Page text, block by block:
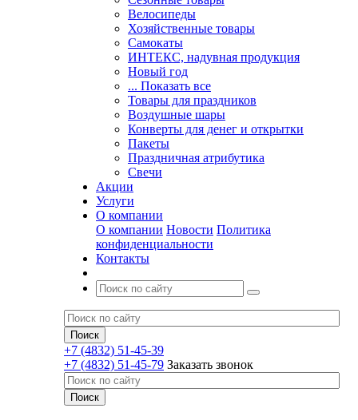
Велосипеды
Хозяйственные товары
Самокаты
ИНТЕКС, надувная продукция
Новый год
... Показать все
Товары для праздников
Воздушные шары
Конверты для денег и открытки
Пакеты
Праздничная атрибутика
Свечи
Акции
Услуги
О компании
О компании Новости Политика
конфиденциальности
Контакты
+7 (4832) 51-45-39
+7 (4832) 51-45-79 Заказать звонок